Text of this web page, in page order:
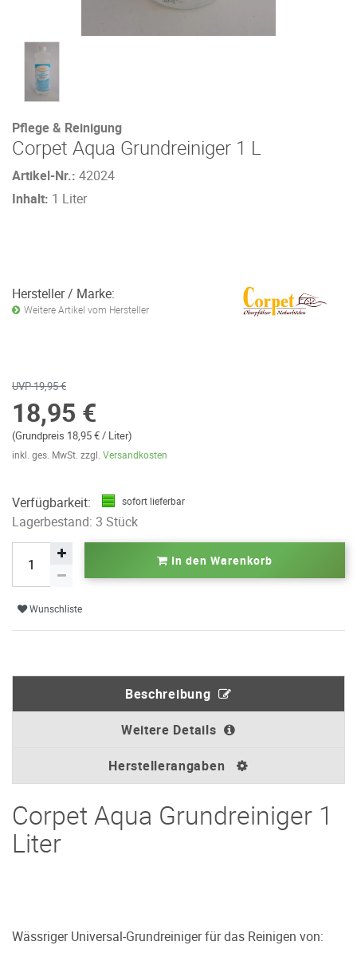
Pflege & Reinigung
Corpet Aqua Grundreiniger 1 L
Artikel-Nr.: 42024
Inhalt: 1 Liter
Hersteller / Marke:
Weitere Artikel vom Hersteller
UVP 19,95 €
18,95 €
(Grundpreis 18,95 € / Liter)
inkl. ges. MwSt. zzgl. Versandkosten
Verfügbarkeit: sofort lieferbar
Lagerbestand: 3 Stück
In den Warenkorb
Wunschliste
Beschreibung
Weitere Details
Herstellerangaben
Corpet Aqua Grundreiniger 1
Liter
Wässriger Universal-Grundreiniger für das Reinigen von: